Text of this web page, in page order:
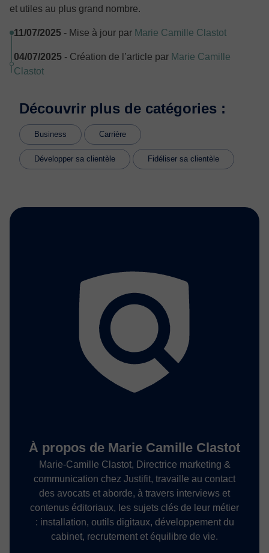
et utiles au plus grand nombre.
11/07/2025 - Mise à jour par Marie Camille Clastot
04/07/2025 - Création de l’article par Marie Camille
Clastot
Découvrir plus de catégories :
Business Carrière
Développer sa clientèle Fidéliser sa clientèle
À propos de Marie Camille Clastot
Marie-Camille Clastot, Directrice marketing &
communication chez Justifit, travaille au contact
des avocats et aborde, à travers interviews et
contenus éditoriaux, les sujets clés de leur métier
: installation, outils digitaux, développement du
cabinet, recrutement et équilibre de vie.